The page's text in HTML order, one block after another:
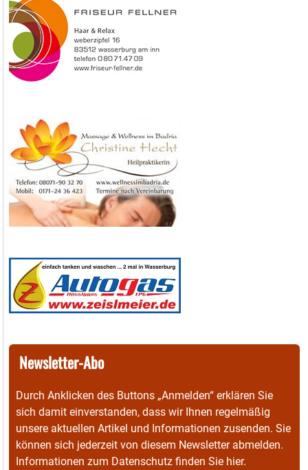
Newsletter-Abo
Durch Anklicken des Buttons „Anmelden“ erklären Sie
sich damit einverstanden, dass wir Ihnen regelmäßig
unsere aktuellen Artikel und Informationen zusenden. Sie
können sich jederzeit von diesem Newsletter abmelden.
Informationen zum Datenschutz finden Sie hier.